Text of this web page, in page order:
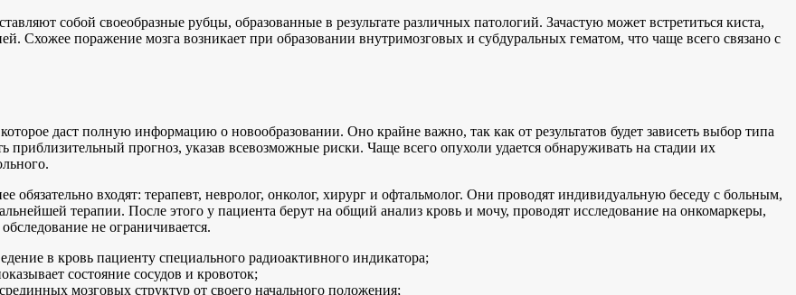
собой своеобразные рубцы, образованные в результате различных патологий. Зачастую может встретиться киста,
Схожее поражение мозга возникает при образовании внутримозговых и субдуральных гематом, что чаще всего связано с
даст полную информацию о новообразовании. Оно крайне важно, так как от результатов будет зависеть выбор типа
прогноз, указав всевозможные риски. Чаще всего опухоли удается обнаруживать на стадии их
обязательно входят: терапевт, невролог, онколог, хирург и офтальмолог. Они проводят индивидуальную беседу с больным,
терапии. После этого у пациента берут на общий анализ кровь и мочу, проводят исследование на онкомаркеры,
не ограничивается.
в кровь пациенту специального радиоактивного индикатора;
состояние сосудов и кровоток;
мозговых структур от своего начального положения;